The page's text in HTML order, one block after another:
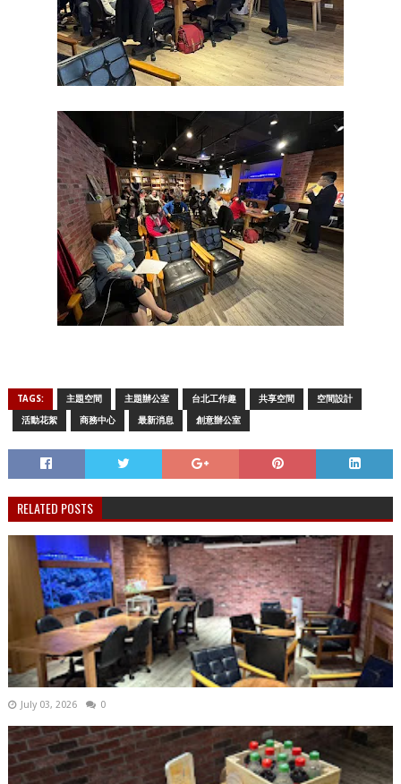
TAGS: 主題空間 主題辦公室 台北工作趣 共享空間 空間設計
活動花絮 商務中心 最新消息 創意辦公室
RELATED POSTS
July 03, 2026 0